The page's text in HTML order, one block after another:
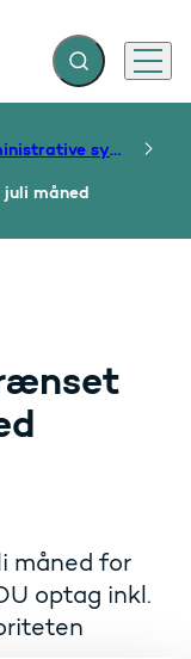
Fold søgefelt ud
Menu
Studieadministrative systemer
måned
måned for
optag inkl.